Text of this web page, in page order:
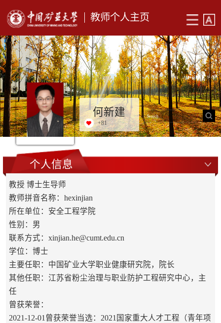
教师个人主页
何新建
+81
个人信息
教授 博士生导师
教师拼音名称：hexinjian
所在单位：安全工程学院
性别：男
联系方式：xinjian.he@cumt.edu.cn
学位：博士
主要任职：中国矿业大学职业健康研究院，院长
其他任职：江苏省粉尘治理与职业防护工程研究中心，主
任
曾获荣誉：
2021-12-01曾获荣誉当选：2021国家重大人才工程（青年项